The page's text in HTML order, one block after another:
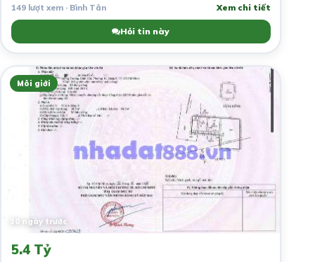
149 lượt xem · Bình Tân Xem chi tiết
Hỏi tin này
Môi giới
30 ngày trước
5.4 Tỷ